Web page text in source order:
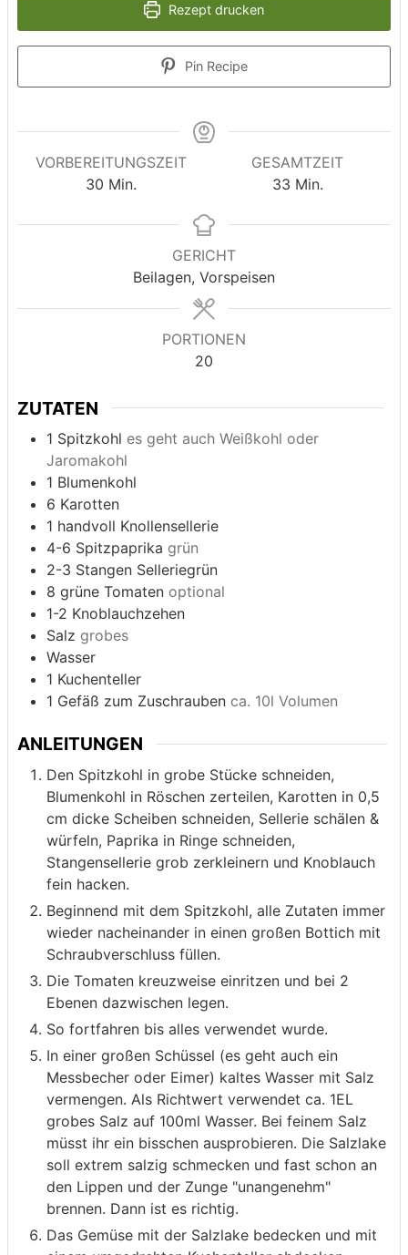
Rezept drucken
Pin Recipe
VORBEREITUNGSZEIT
30Minuten
Min.
GESAMTZEIT
33Minuten
Min.
GERICHT
Beilagen, Vorspeisen
PORTIONEN
20
ZUTATEN
1 Spitzkohl es geht auch Weißkohl oder
Jaromakohl
1 Blumenkohl
6 Karotten
1 handvoll Knollensellerie
4-6 Spitzpaprika grün
2-3 Stangen Selleriegrün
8 grüne Tomaten optional
1-2 Knoblauchzehen
Salz grobes
Wasser
1 Kuchenteller
1 Gefäß zum Zuschrauben ca. 10l Volumen
ANLEITUNGEN
Den Spitzkohl in grobe Stücke schneiden,
Blumenkohl in Röschen zerteilen, Karotten in 0,5
cm dicke Scheiben schneiden, Sellerie schälen &
würfeln, Paprika in Ringe schneiden,
Stangensellerie grob zerkleinern und Knoblauch
fein hacken.
Beginnend mit dem Spitzkohl, alle Zutaten immer
wieder nacheinander in einen großen Bottich mit
Schraubverschluss füllen.
Die Tomaten kreuzweise einritzen und bei 2
Ebenen dazwischen legen.
So fortfahren bis alles verwendet wurde.
In einer großen Schüssel (es geht auch ein
Messbecher oder Eimer) kaltes Wasser mit Salz
vermengen. Als Richtwert verwendet ca. 1EL
grobes Salz auf 100ml Wasser. Bei feinem Salz
müsst ihr ein bisschen ausprobieren. Die Salzlake
soll extrem salzig schmecken und fast schon an
den Lippen und der Zunge "unangenehm"
brennen. Dann ist es richtig.
Das Gemüse mit der Salzlake bedecken und mit